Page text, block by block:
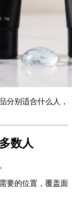
分别适合什么人，
数人
要的位置，覆盖面